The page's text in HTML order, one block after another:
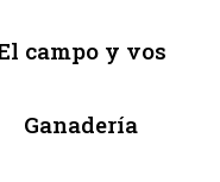
campo y vos
Ganadería